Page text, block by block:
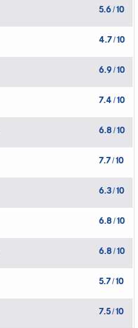
5.6 /10
4.7/10
6.9 /10
7.4 /10
6.8 /10
7.7/10
6.3/10
6.8/10
6.8 /10
5.7/10
7.5/10